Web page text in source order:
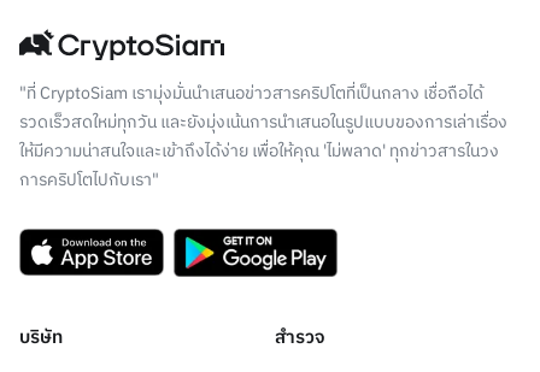
"ที่ CryptoSiam เรามุ่งมั่นนำเสนอข่าวสารคริปโตที่เป็นกลาง เชื่อถือได้
รวดเร็วสดใหม่ทุกวัน และยังมุ่งเน้นการนำเสนอในรูปแบบของการเล่าเรื่อง
ให้มีความน่าสนใจและเข้าถึงได้ง่าย เพื่อให้คุณ 'ไม่พลาด' ทุกข่าวสารในวง
การคริปโตไปกับเรา"
บริษัท สำรวจ